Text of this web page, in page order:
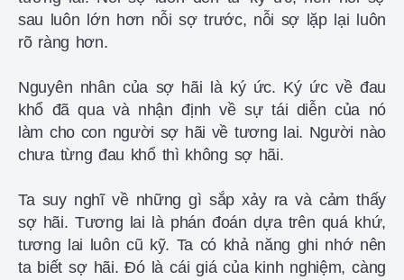
sau luôn lớn hơn nỗi sợ trước, nỗi sợ lặp lại luôn
rõ ràng hơn.
Nguyên nhân của sợ hãi là ký ức. Ký ức về đau
khổ đã qua và nhận định về sự tái diễn của nó
làm cho con người sợ hãi về tương lai. Người nào
chưa từng đau khổ thì không sợ hãi.
Ta suy nghĩ về những gì sắp xảy ra và cảm thấy
sợ hãi. Tương lai là phán đoán dựa trên quá khứ,
tương lai luôn cũ kỹ. Ta có khả năng ghi nhớ nên
ta biết sợ hãi. Đó là cái giá của kinh nghiệm, càng